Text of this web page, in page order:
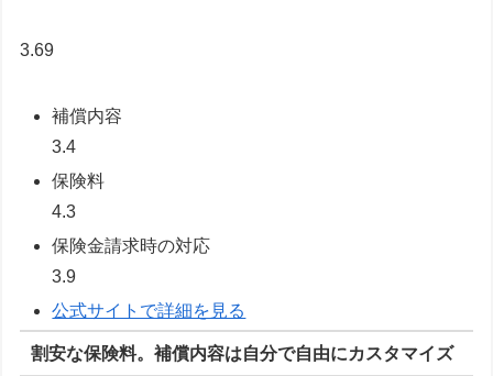
3.69
補償内容
3.4
保険料
4.3
保険金請求時の対応
3.9
公式サイトで詳細を見る
割安な保険料。補償内容は自分で自由にカスタマイズ